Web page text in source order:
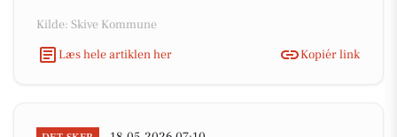
Kilde: Skive Kommune
Læs hele artiklen her
Kopiér link